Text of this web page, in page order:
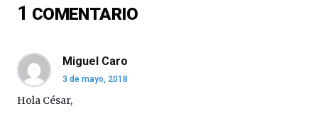
16
4
de
octubre.
1 COMENTARIO
Miguel Caro
3 de mayo, 2018
Hola César,